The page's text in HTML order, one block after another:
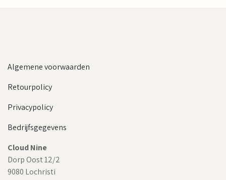
Algemene voorwaarden
Retourpolicy
Privacypolicy
Bedrijfsgegevens
Cloud Nine
Dorp Oost 12/2
9080 Lochristi